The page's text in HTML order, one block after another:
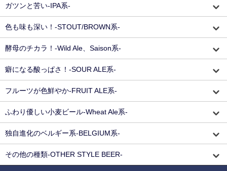
ガツンと苦い-IPA系-
色も味も深い！-STOUT/BROWN系-
酵母のチカラ！-Wild Ale、Saison系-
癖になる酸っぱさ！-SOUR ALE系-
フルーツが色鮮やか-FRUIT ALE系-
ふわり優しい小麦ビール-Wheat Ale系-
独自進化のベルギー系-BELGIUM系-
その他の種類-OTHER STYLE BEER-